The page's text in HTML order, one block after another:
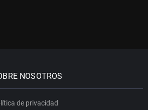
NOSOTROS
de privacidad